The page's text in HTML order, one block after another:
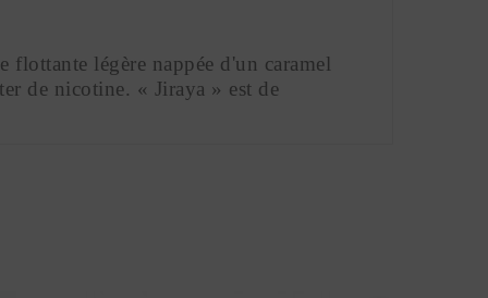
légère nappée d'un caramel
de nicotine. « Jiraya » est de